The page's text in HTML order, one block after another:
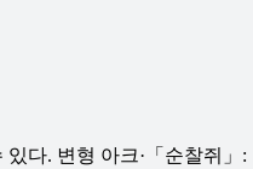
다. 변형 아크·「순찰쥐